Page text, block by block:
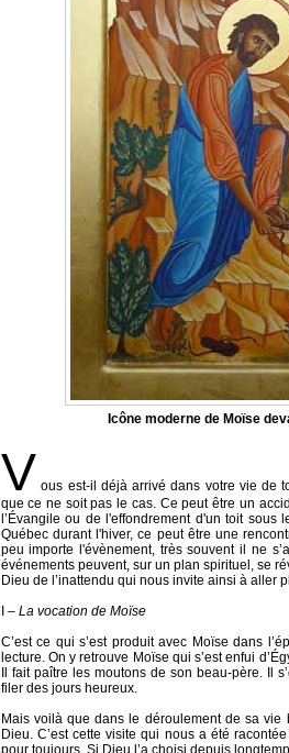
Icône moderne de Moïse
V ous est-il déjà arrivé dans votre vie de
que ce ne soit pas le cas. Ce peut être un
l’Évangile ou de l'effondrement d'un toit
Québec durant l'hiver, ce peut être une
peu importe l'évènement, très souvent il ne
événements peuvent, sur un plan spirituel, se
Dieu de l’inattendu qui nous invite ainsi à aller
I – La vocation de Moïse
C’est ce qui s’est produit avec Moïse dans
lecture. On y retrouve Moïse qui s’est enfui
Il fait paître les moutons de son beau-père. Il
filer des jours heureux.
Mais voilà que dans le déroulement de sa
Dieu. C’est cette visite qui nous a été
pour toujours. Si Dieu l’a choisi depuis